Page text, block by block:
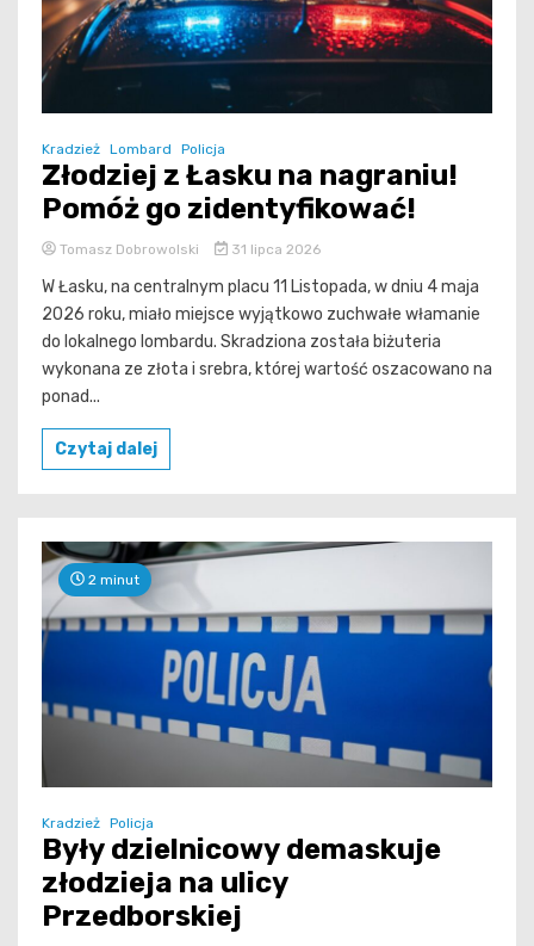
Kradzież Lombard Policja
Złodziej z Łasku na nagraniu!
Pomóż go zidentyfikować!
Tomasz Dobrowolski 31 lipca 2026
W Łasku, na centralnym placu 11 Listopada, w dniu 4 maja
2026 roku, miało miejsce wyjątkowo zuchwałe włamanie
do lokalnego lombardu. Skradziona została biżuteria
wykonana ze złota i srebra, której wartość oszacowano na
ponad...
Czytaj dalej
2 minut
Kradzież Policja
Były dzielnicowy demaskuje
złodzieja na ulicy
Przedborskiej